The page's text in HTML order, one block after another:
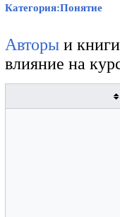
Категория:Понятие
Авторыи
влияние на